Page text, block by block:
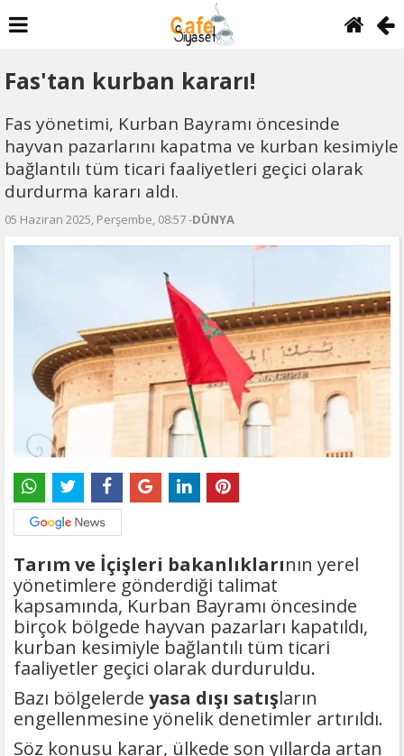
Fas'tan kurban kararı!
Fas yönetimi, Kurban Bayramı öncesinde
hayvan pazarlarını kapatma ve kurban kesimiyle
bağlantılı tüm ticari faaliyetleri geçici olarak
durdurma kararı aldı.
05 Haziran 2025, Perşembe, 08:57 -DÜNYA
Tarım ve İçişleri bakanlıklarının yerel
yönetimlere gönderdiği talimat
kapsamında, Kurban Bayramı öncesinde
birçok bölgede hayvan pazarları kapatıldı,
kurban kesimiyle bağlantılı tüm ticari
faaliyetler geçici olarak durduruldu.
Bazı bölgelerde yasa dışı satışların
engellenmesine yönelik denetimler artırıldı.
Söz konusu karar, ülkede son yıllarda artan